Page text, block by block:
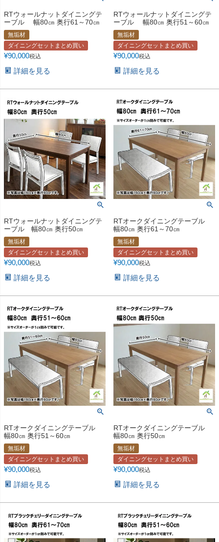
RTウォールナットダイニングテ
ーブル 幅80㎝ 奥行61～70㎝
無垢材
ダイニングセットまとめ買い
¥90,000税込
詳細を見る
RTウォールナットダイニングテ
ーブル 幅80㎝ 奥行51～60㎝
無垢材
ダイニングセットまとめ買い
¥90,000税込
詳細を見る
RTウォールナットダイニングテ
ーブル 幅80㎝ 奥行50㎝
無垢材
ダイニングセットまとめ買い
¥90,000税込
詳細を見る
RTオークダイニングテーブル
幅80㎝ 奥行61～70㎝
無垢材
ダイニングセットまとめ買い
¥90,000税込
詳細を見る
RTオークダイニングテーブル
幅80㎝ 奥行51～60㎝
無垢材
ダイニングセットまとめ買い
¥90,000税込
詳細を見る
RTオークダイニングテーブル
幅80㎝ 奥行50㎝
無垢材
ダイニングセットまとめ買い
¥90,000税込
詳細を見る